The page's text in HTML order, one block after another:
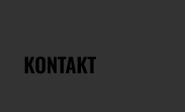
KONTAKT